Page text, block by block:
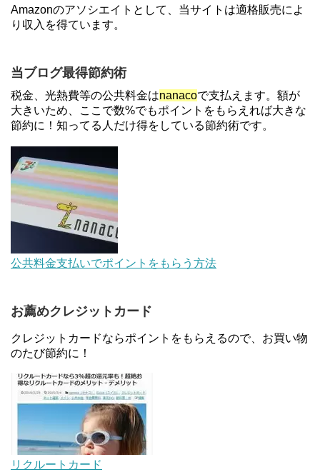
【2倍増量】PayPayカード、まるごとフラットリボ
登録と3回利用で10000ptがもらえるキャンペーン！
3/31まで
ソニーフィナンシャルグループの株主限定！2万円
もらえる口座開設キャンペーン。7/31まで
【対象者限定】楽天ペイで決済すると最大300ポイ
ントキャンペーン！～6/1
【解決】マリオットボンヴォイにログインできな
い、パスワード変更不可の原因はコレでした。
au Pay等に等価交換できる「えらべるギフト」がフ
ァミリマートとミニストップで登場！WAON1%還
JCBカードWでApple Pay追加時のナビダイヤル
0570を回避する方法
住信SBIネット銀行のデビットカードPoint＋で最大
2%還元！V NEOバンクデビットとどっちが良い？
条件などまとめ
マイナンバーカードの点字っている？デメリット3
Amazonのアソシエイトとして、当サイトは適格販売によ
り収入を得ています。
当ブログ最得節約術
税金、光熱費等の公共料金はnanacoで支払えます。額が
大きいため、ここで数%でもポイントをもらえれば大きな
節約に！知ってる人だけ得をしている節約術です。
公共料金支払いでポイントをもらう方法
お薦めクレジットカード
クレジットカードならポイントをもらえるので、お買い物
のたび節約に！
リクルートカード